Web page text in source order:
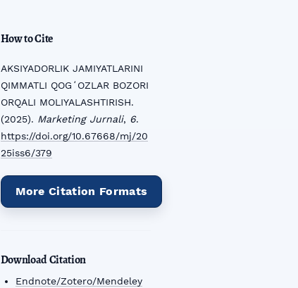
How to Cite
AKSIYADORLIK JAMIYATLARINI
QIMMATLI QOGʻOZLAR BOZORI
ORQALI MOLIYALASHTIRISH.
(2025). Marketing Jurnali, 6.
https://doi.org/10.67668/mj/20
25iss6/379
More Citation Formats
Download Citation
Endnote/Zotero/Mendeley